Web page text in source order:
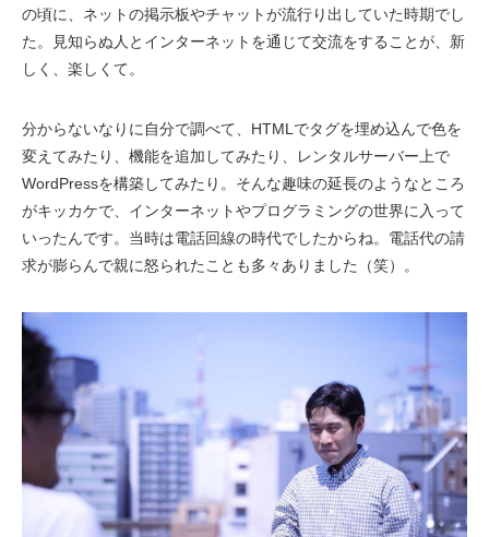
の頃に、ネットの掲示板やチャットが流行り出していた時期でし
た。見知らぬ人とインターネットを通じて交流をすることが、新
しく、楽しくて。
分からないなりに自分で調べて、HTMLでタグを埋め込んで色を
変えてみたり、機能を追加してみたり、レンタルサーバー上で
WordPressを構築してみたり。そんな趣味の延長のようなところ
がキッカケで、インターネットやプログラミングの世界に入って
いったんです。当時は電話回線の時代でしたからね。電話代の請
求が膨らんで親に怒られたことも多々ありました（笑）。